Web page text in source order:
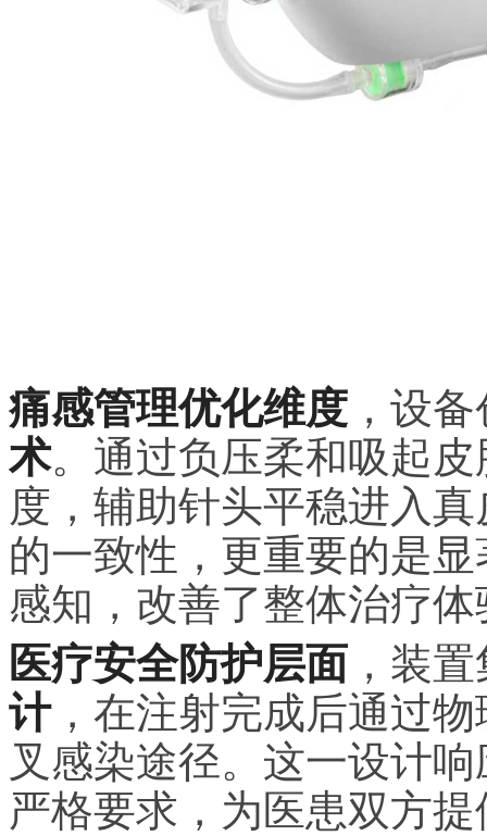
痛感管理优化维度 ，设
术。通过负压柔和吸起
度，辅助针头平稳进入
的一致性，更重要的是
感知，改善了整体治疗体
医疗安全防护层面 ，装
计，在注射完成后通过
叉感染途径。这一设计
严格要求，为医患双方